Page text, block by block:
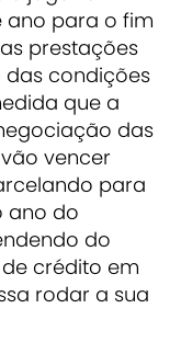
ano para o fim
prestações
condições
que a
das
vencer
para
ano do
do
crédito em
rodar a sua